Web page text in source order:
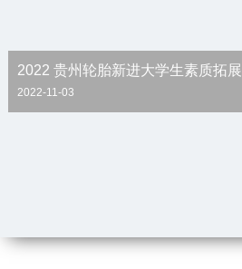
2022 贵州轮胎新进大学生素质拓展
2022-11-03